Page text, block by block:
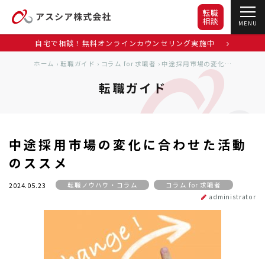
MENU
転職
相談
自宅で相談！無料オンラインカウンセリング実施中
ホーム › 転職ガイド › コラム for 求職者 › 中途採用市場の変化に合わせた活動のススメ
転職ガイド
中途採用市場の変化に合わせた活動
のススメ
2024.05.23 転職ノウハウ・コラム
コラム for 求職者
administrator